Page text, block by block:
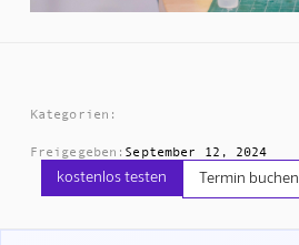
Kategorien:
Freigegeben: September 12, 2024
kostenlos testen Termin buchen